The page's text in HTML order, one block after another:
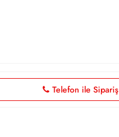
Telefon ile Sipariş